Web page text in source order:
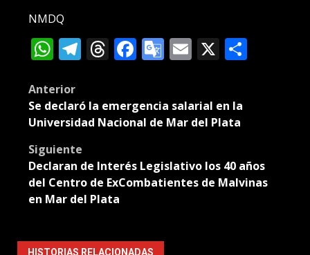
NMDQ
WhatsApp
Telegram
Threads
Facebook
Google
Email
X
Post
navigation
Anterior
Se declaró la emergencia salarial en la
Universidad Nacional de Mar del Plata
Siguiente
Declaran de Interés Legislativo los 40 años
del Centro de ExCombatientes de Malvinas
en Mar del Plata
HISTORIAS RELACIONADAS